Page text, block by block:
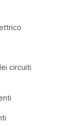
circuiti